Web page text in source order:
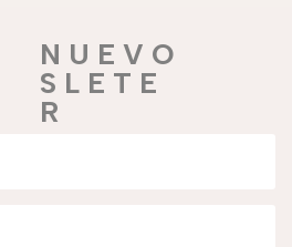
N U E V O
S L E T E
R